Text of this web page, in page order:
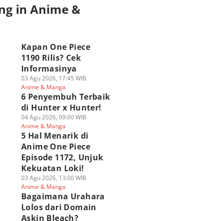
in Anime &
Kapan One Piece
1190 Rilis? Cek
Informasinya
03 Agu 2026, 17:45 WIB
Anime & Manga
6 Penyembuh Terbaik
di Hunter x Hunter!
04 Agu 2026, 09:00 WIB
Anime & Manga
5 Hal Menarik di
Anime One Piece
Episode 1172, Unjuk
Kekuatan Loki!
03 Agu 2026, 13:00 WIB
Anime & Manga
Bagaimana Urahara
Lolos dari Domain
Askin Bleach?